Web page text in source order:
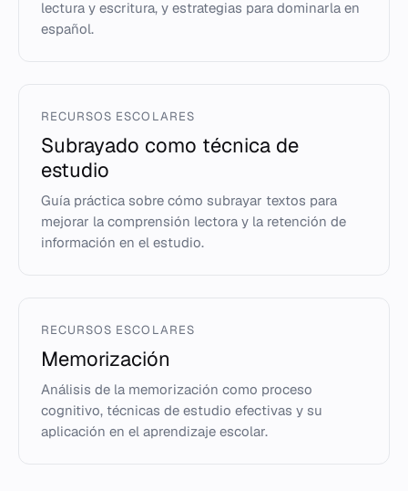
lectura y escritura, y estrategias para dominarla en
español.
RECURSOS ESCOLARES
Subrayado como técnica de
estudio
Guía práctica sobre cómo subrayar textos para
mejorar la comprensión lectora y la retención de
información en el estudio.
RECURSOS ESCOLARES
Memorización
Análisis de la memorización como proceso
cognitivo, técnicas de estudio efectivas y su
aplicación en el aprendizaje escolar.